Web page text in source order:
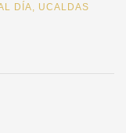
DÍA, UCALDAS